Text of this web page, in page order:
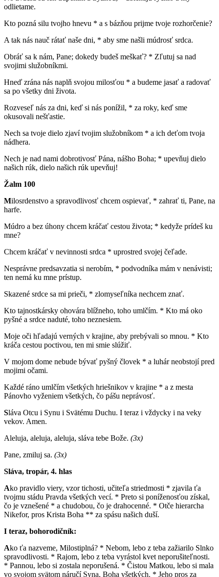
odlietame.
Kto pozná silu tvojho hnevu * a s bázňou prijme tvoje rozhorčenie?
A tak nás nauč rátať naše dni, * aby sme našli múdrosť srdca.
Obráť sa k nám, Pane; dokedy budeš meškať? * Zľutuj sa nad
svojimi služobníkmi.
Hneď zrána nás naplň svojou milosťou * a budeme jasať a radovať
sa po všetky dni života.
Rozveseľ nás za dni, keď si nás ponížil, * za roky, keď sme
okusovali nešťastie.
Nech sa tvoje dielo zjaví tvojim služobníkom * a ich deťom tvoja
nádhera.
Nech je nad nami dobrotivosť Pána, nášho Boha; * upevňuj dielo
našich rúk, dielo našich rúk upevňuj!
Žalm 100
Milosrdenstvo a spravodlivosť chcem ospievať, * zahrať ti, Pane, na
harfe.
Múdro a bez úhony chcem kráčať cestou života; * kedyže prídeš ku
mne?
Chcem kráčať v nevinnosti srdca * uprostred svojej čeľade.
Nesprávne predsavzatia si nerobím, * podvodníka mám v nenávisti;
ten nemá ku mne prístup.
Skazené srdce sa mi prieči, * zlomyseľníka nechcem znať.
Kto tajnostkársky ohovára blížneho, toho umlčím. * Kto má oko
pyšné a srdce naduté, toho neznesiem.
Moje oči hľadajú verných v krajine, aby prebývali so mnou. * Kto
kráča cestou poctivou, ten mi smie slúžiť.
V mojom dome nebude bývať pyšný človek * a luhár neobstojí pred
mojimi očami.
Každé ráno umlčím všetkých hriešnikov v krajine * a z mesta
Pánovho vyženiem všetkých, čo pášu neprávosť.
Sláva Otcu i Synu i Svätému Duchu. I teraz i vždycky i na veky
vekov. Amen.
Aleluja, aleluja, aleluja, sláva tebe Bože. (3x)
Pane, zmiluj sa. (3x)
Sláva, tropár, 4. hlas
Ako pravidlo viery, vzor tichosti, učiteľa striedmosti * zjavila ťa
tvojmu stádu Pravda všetkých vecí. * Preto si poníženosťou získal,
čo je vznešené * a chudobou, čo je drahocenné. * Otče hierarcha
Nikefor, pros Krista Boha ** za spásu našich duší.
I teraz, bohorodičník:
Ako ťa nazveme, Milostiplná? * Nebom, lebo z teba zažiarilo Slnko
spravodlivosti. * Rajom, lebo z teba vyrástol kvet neporušiteľnosti.
* Pannou, lebo si zostala neporušená. * Čistou Matkou, lebo si mala
vo svojom svätom náručí Syna, Boha všetkých. * Jeho pros za